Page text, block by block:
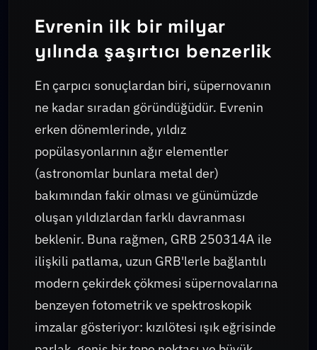
Evrenin ilk bir milyar
yılında şaşırtıcı benzerlik
En çarpıcı sonuçlardan biri, süpernovanın
ne kadar sıradan göründüğüdür. Evrenin
erken dönemlerinde, yıldız
popülasyonlarının ağır elementler
(astronomlar bunlara metal der)
bakımından fakir olması ve günümüzde
oluşan yıldızlardan farklı davranması
beklenir. Buna rağmen, GRB 250314A ile
ilişkili patlama, uzun GRB'lerle bağlantılı
modern çekirdek çökmesi süpernovalarına
benzeyen fotometrik ve spektroskopik
imzalar gösteriyor: kızılötesi ışık eğrisinde